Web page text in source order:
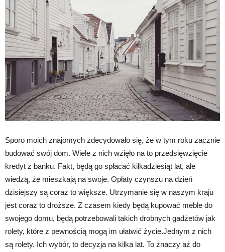
Sporo moich znajomych zdecydowało się, że w tym roku zacznie
budować swój dom. Wiele z nich wzięło na to przedsięwzięcie
kredyt z banku. Fakt, będą go spłacać kilkadziesiąt lat, ale
wiedzą, że mieszkają na swoje. Opłaty czynszu na dzień
dzisiejszy są coraz to większe. Utrzymanie się w naszym kraju
jest coraz to droższe. Z czasem kiedy będą kupować meble do
swojego domu, będą potrzebowali takich drobnych gadżetów jak
rolety, które z pewnością mogą im ułatwić życie.Jednym z nich
są rolety. Ich wybór, to decyzja na kilka lat. To znaczy aż do